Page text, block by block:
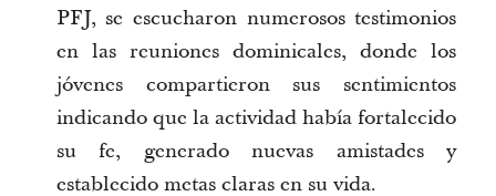
PFJ, se escucharon numerosos testimonios
en las reuniones dominicales, donde los
jóvenes compartieron sus sentimientos
indicando que la actividad había fortalecido
su fe, generado nuevas amistades y
establecido metas claras en su vida.